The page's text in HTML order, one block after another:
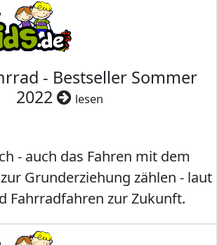
- Bestseller Sommer
2022
lesen
- auch das Fahren mit dem
Grunderziehung zählen - laut
Fahrradfahren zur Zukunft.